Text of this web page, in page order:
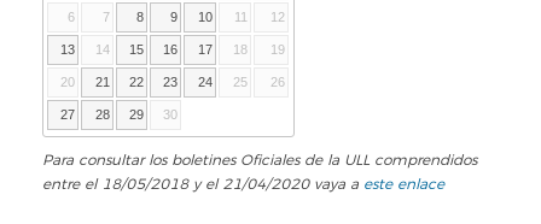
6 7 8 9 10 11 12
13 14 15 16 17 18 19
20 21 22 23 24 25 26
27 28 29 30
Para consultar los boletines Oficiales de la ULL comprendidos
entre el 18/05/2018 y el 21/04/2020 vaya a este enlace